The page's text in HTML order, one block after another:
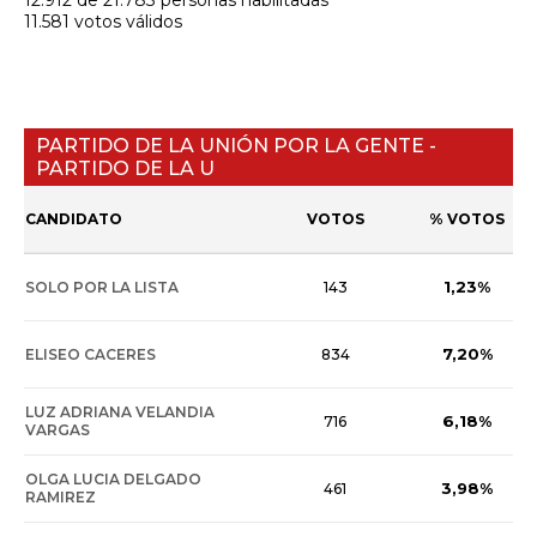
11.581 votos válidos
PARTIDO DE LA UNIÓN POR LA GENTE -
PARTIDO DE LA U
CANDIDATO VOTOS % VOTOS
SOLO POR LA LISTA 143 1,23%
ELISEO CACERES 834 7,20%
LUZ ADRIANA VELANDIA
VARGAS
716 6,18%
OLGA LUCIA DELGADO
RAMIREZ
461 3,98%